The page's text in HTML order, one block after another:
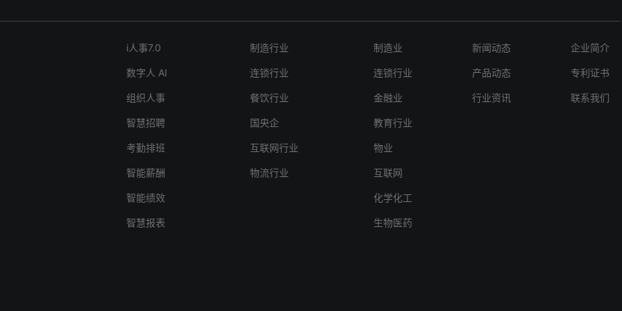
证排班系统效果？建议从错误率下降幅度、排班制定耗时、员工投
时纠纷减少80%，充分体现数字化管理价值。
60%以上的初期投入。4. 系统实施周期需要多久？标准功能部署通
事依托预配置模板，某300人规模企业仅用10个工作日即完成考
数据互通？主流系统均提供API接口。i人事已预置用友、金蝶等常
方案，支持组织架构、考勤数据双向同步。对于定制系统，技术团
i人事7.0
数字人 AI
组织人事
智慧招聘
考勤排班
智能薪酬
智能绩效
智慧报表
制造行业
连锁行业
餐饮行业
国央企
互联网行业
物流行业
制造业
连锁行业
金融业
教育行业
物业
互联网
化学化工
生物医药
新闻动态
产品动态
行业资讯
企业简介
专利证书
联系我们